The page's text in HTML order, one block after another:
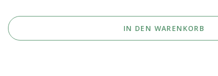
IN DEN WARENKORB